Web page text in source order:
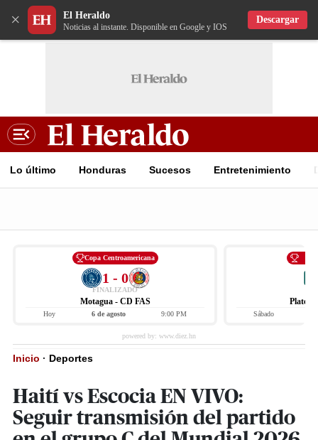
× El Heraldo
Noticias al instante. Disponible en Google y IOS
Descargar
Lo último Honduras Sucesos Entretenimiento
Copa Centroamericana
1 - 0
FINALIZADO
Motagua - CD FAS
Hoy 6 de agosto 9:00 PM Sábado
Inicio · Deportes
Haití vs Escocia EN VIVO:
Seguir transmisión del partido